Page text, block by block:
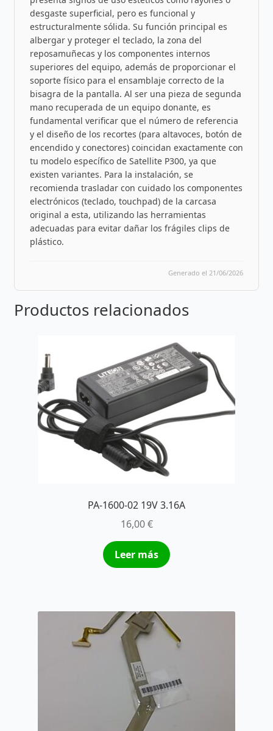
desgaste superficial, pero es funcional y
estructuralmente sólida. Su función principal es
albergar y proteger el teclado, la zona del
reposamuñecas y los componentes internos
superiores del equipo, además de proporcionar el
soporte físico para el ensamblaje correcto de la
bisagra de la pantalla. Al ser una pieza de segunda
mano recuperada de un equipo donante, es
fundamental verificar que el número de referencia
y el diseño de los recortes (para altavoces, botón de
encendido y conectores) coincidan exactamente con
tu modelo específico de Satellite P300, ya que
existen variantes. Para la instalación, se
recomienda trasladar con cuidado los componentes
electrónicos (teclado, touchpad) de la carcasa
original a esta, utilizando las herramientas
adecuadas para evitar dañar los frágiles clips de
plástico.
Generado el 21/06/2026
Productos relacionados
PA-1600-02 19V 3.16A
16,00€
Leer más